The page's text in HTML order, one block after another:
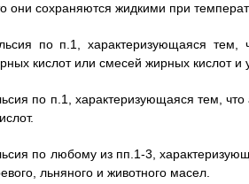
они сохраняются жидкими при
по п.1, характеризующаяся тем,
кислот или смесей жирных кислот и
по п.1, характеризующаяся тем,
по любому из пп.1-3,
льняного и животного масел.